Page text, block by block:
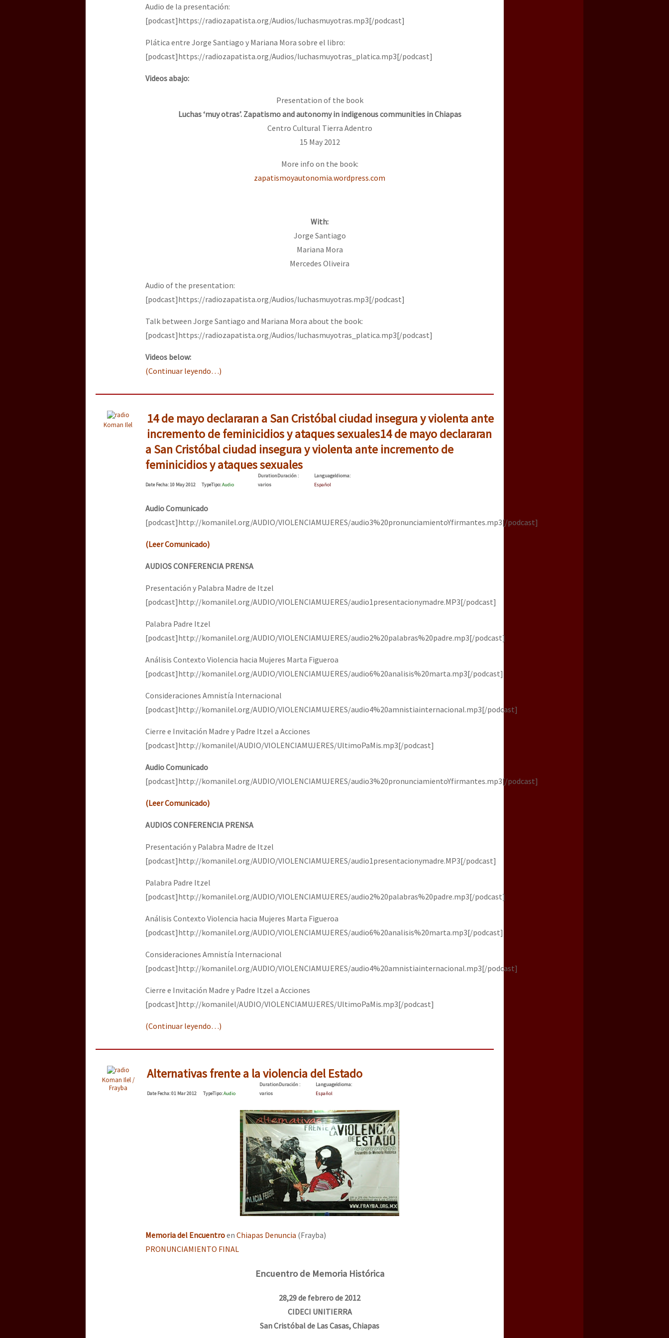
Audio de la presentación:
[podcast]https://radiozapatista.org/Audios/luchasmuyotras.mp3[/podcast]
Plática entre Jorge Santiago y Mariana Mora sobre el libro:
[podcast]https://radiozapatista.org/Audios/luchasmuyotras_platica.mp3[/podcast]
Videos abajo:
Presentation of the book
Luchas ‘muy otras’. Zapatismo and autonomy in indigenous communities in Chiapas
Centro Cultural Tierra Adentro
15 May 2012
More info on the book:
zapatismoyautonomia.wordpress.com
With:
Jorge Santiago
Mariana Mora
Mercedes Oliveira
Audio of the presentation:
[podcast]https://radiozapatista.org/Audios/luchasmuyotras.mp3[/podcast]
Talk between Jorge Santiago and Mariana Mora about the book:
[podcast]https://radiozapatista.org/Audios/luchasmuyotras_platica.mp3[/podcast]
Videos below:
(Continuar leyendo…)
Koman Ilel
14 de mayo declararan a San Cristóbal ciudad insegura y violenta ante
incremento de feminicidios y ataques sexuales14 de mayo declararan
a San Cristóbal ciudad insegura y violenta ante incremento de
feminicidios y ataques sexuales
DateFecha: 10 May 2012 TypeTipo:Audio
DurationDuración:
varios
LanguageIdioma:
Español
Audio Comunicado
[podcast]http://komanilel.org/AUDIO/VIOLENCIAMUJERES/audio3%20pronunciamientoYfirmantes.mp3[/podcast]
(Leer Comunicado)
AUDIOS CONFERENCIA PRENSA
Presentación y Palabra Madre de Itzel
[podcast]http://komanilel.org/AUDIO/VIOLENCIAMUJERES/audio1presentacionymadre.MP3[/podcast]
Palabra Padre Itzel
[podcast]http://komanilel.org/AUDIO/VIOLENCIAMUJERES/audio2%20palabras%20padre.mp3[/podcast]
Análisis Contexto Violencia hacia Mujeres Marta Figueroa
[podcast]http://komanilel.org/AUDIO/VIOLENCIAMUJERES/audio6%20analisis%20marta.mp3[/podcast]
Consideraciones Amnistía Internacional
[podcast]http://komanilel.org/AUDIO/VIOLENCIAMUJERES/audio4%20amnistiainternacional.mp3[/podcast]
Cierre e Invitación Madre y Padre Itzel a Acciones
[podcast]http://komanilel/AUDIO/VIOLENCIAMUJERES/UltimoPaMis.mp3[/podcast]
Audio Comunicado
[podcast]http://komanilel.org/AUDIO/VIOLENCIAMUJERES/audio3%20pronunciamientoYfirmantes.mp3[/podcast]
(Leer Comunicado)
AUDIOS CONFERENCIA PRENSA
Presentación y Palabra Madre de Itzel
[podcast]http://komanilel.org/AUDIO/VIOLENCIAMUJERES/audio1presentacionymadre.MP3[/podcast]
Palabra Padre Itzel
[podcast]http://komanilel.org/AUDIO/VIOLENCIAMUJERES/audio2%20palabras%20padre.mp3[/podcast]
Análisis Contexto Violencia hacia Mujeres Marta Figueroa
[podcast]http://komanilel.org/AUDIO/VIOLENCIAMUJERES/audio6%20analisis%20marta.mp3[/podcast]
Consideraciones Amnistía Internacional
[podcast]http://komanilel.org/AUDIO/VIOLENCIAMUJERES/audio4%20amnistiainternacional.mp3[/podcast]
Cierre e Invitación Madre y Padre Itzel a Acciones
[podcast]http://komanilel/AUDIO/VIOLENCIAMUJERES/UltimoPaMis.mp3[/podcast]
(Continuar leyendo…)
Koman Ilel /
Frayba
Alternativas frente a la violencia del Estado
DateFecha: 01 Mar 2012 TypeTipo:Audio
DurationDuración:
varios
LanguageIdioma:
Español
Memoria del Encuentroen Chiapas Denuncia (Frayba)
PRONUNCIAMIENTO FINAL
Encuentro de Memoria Histórica
28,29 de febrero de 2012
CIDECI UNITIERRA
San Cristóbal de Las Casas, Chiapas